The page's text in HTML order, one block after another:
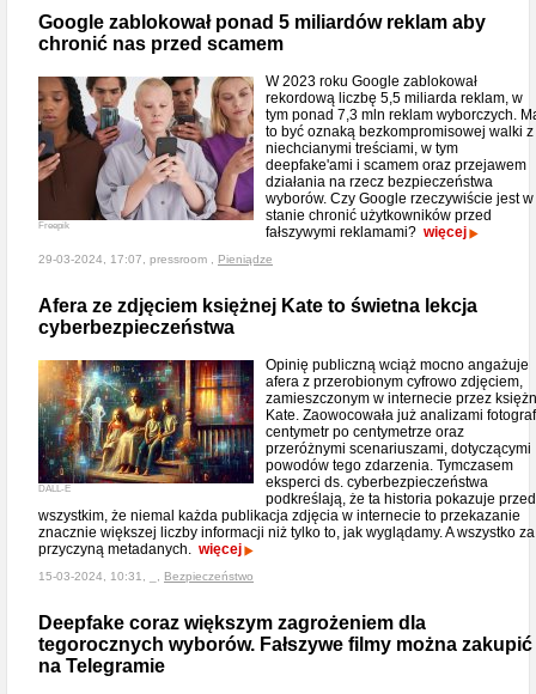
Google zablokował ponad 5 miliardów reklam aby
chronić nas przed scamem
Freepik
W 2023 roku Google zablokował
rekordową liczbę 5,5 miliarda reklam, w
tym ponad 7,3 mln reklam wyborczych.
to być oznaką bezkompromisowej walki z
niechcianymi treściami, w tym
deepfake'ami i scamem oraz przejawem
działania na rzecz bezpieczeństwa
wyborów. Czy Google rzeczywiście jest w
stanie chronić użytkowników przed
fałszywymi reklamami? więcej
29-03-2024, 17:07, pressroom , Pieniądze
Afera ze zdjęciem księżnej Kate to świetna lekcja
cyberbezpieczeństwa
DALL-E
Opinię publiczną wciąż mocno angażuje
afera z przerobionym cyfrowo zdjęciem,
zamieszczonym w internecie przez
Kate. Zaowocowała już analizami
centymetr po centymetrze oraz
przeróżnymi scenariuszami, dotyczącymi
powodów tego zdarzenia. Tymczasem
eksperci ds. cyberbezpieczeństwa
podkreślają, że ta historia pokazuje
wszystkim, że niemal każda publikacja zdjęcia w internecie to przekazanie
znacznie większej liczby informacji niż tylko to, jak wyglądamy. A wszystko za
przyczyną metadanych. więcej
15-03-2024, 10:31, _, Bezpieczeństwo
Deepfake coraz większym zagrożeniem dla
tegorocznych wyborów. Fałszywe filmy można zakupić
na Telegramie